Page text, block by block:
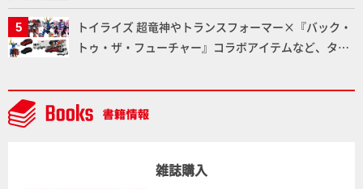
劇中どおりのプロポーションを再現【機動戦士Zガン
ダム】
トイライズ 超竜神やトランスフォーマー×『バック・
トゥ・ザ・フューチャー』コラボアイテムなど、タカ
NEWITEM】
雑誌購入